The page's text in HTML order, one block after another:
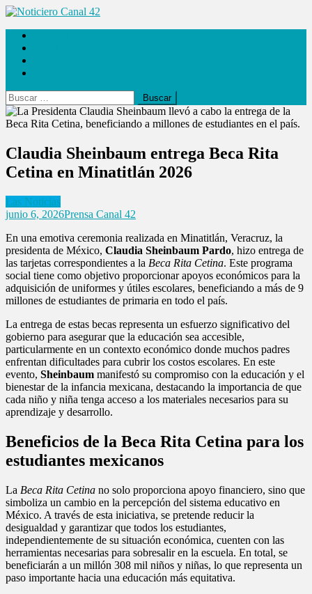
Saltar
contenido
Noticiero Canal 42
Buscar:
Claudia Sheinbaum entrega Beca Rita
Cetina en Minatitlán 2026
Las Noticias
junio 6, 2026Prensa Canal 42
En una emotiva ceremonia realizada en Minatitlán, Veracruz, la
presidenta de México, Claudia Sheinbaum Pardo, hizo entrega de
las tarjetas correspondientes a la Beca Rita Cetina. Este programa
social tiene como objetivo proporcionar apoyos económicos para la
adquisición de uniformes y útiles escolares, beneficiando a más de 9
millones de estudiantes de primaria en todo el país.
La entrega de estas becas representa un esfuerzo significativo del
gobierno para asegurar que la educación sea accesible,
particularmente en un contexto económico donde muchos padres
enfrentan dificultades para cubrir los costos escolares. En este
evento, Sheinbaum manifestó su compromiso con la educación y el
bienestar de la infancia mexicana, destacando la importancia de que
cada niño y niña tenga acceso a los materiales necesarios para su
aprendizaje y desarrollo.
Beneficios de la Beca Rita Cetina para los
estudiantes mexicanos
La Beca Rita Cetina no solo proporciona apoyo financiero, sino que
simboliza un cambio en la percepción del sistema educativo en
México. A través de esta iniciativa, se pretende reducir la
desigualdad y garantizar que todos los estudiantes,
independientemente de su situación económica, cuenten con las
herramientas necesarias para sobresalir en la escuela. En total, se
beneficiarán a un millón 308 mil niños y niñas, lo que representa un
paso importante hacia una educación más equitativa.